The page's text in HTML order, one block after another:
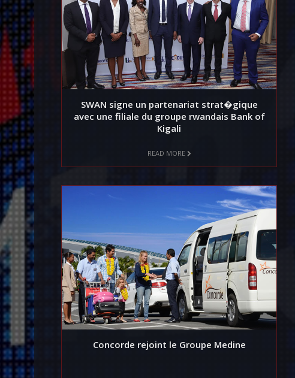
SWAN signe un partenariat strat�gique
avec une filiale du groupe rwandais Bank of
Kigali
READ MORE
Concorde rejoint le Groupe Medine